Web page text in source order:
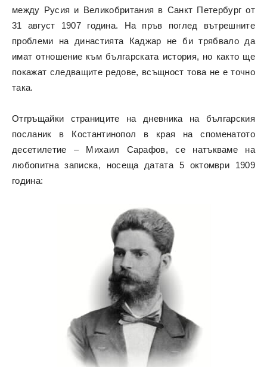
между Русия и Великобритания в Санкт Петербург от
31 август 1907 година. На пръв поглед вътрешните
проблеми на династията Каджар не би трябвало да
имат отношение към българската история, но както ще
покажат следващите редове, всъщност това не е точно
така.
Отгръщайки страниците на дневника на българския
посланик в Костантинопол в края на споменатото
десетилетие – Михаил Сарафов, се натъкваме на
любопитна записка, носеща датата 5 октомври 1909
година: